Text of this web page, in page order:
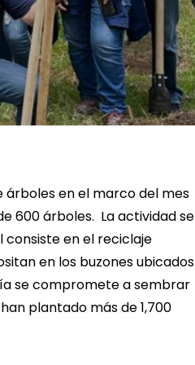
LEER MÁS
árboles en el marco del mes
600 árboles. La actividad se
consiste en el reciclaje
en los buzones ubicados
se compromete a sembrar
plantado más de 1,700